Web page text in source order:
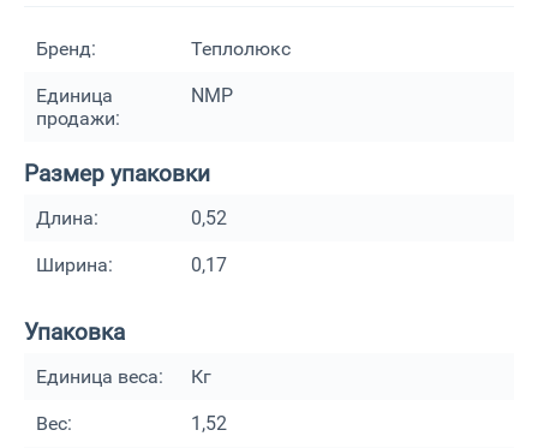
Бренд: Теплолюкс
Единица
продажи:
NMP
Размер упаковки
Длина: 0,52
Ширина: 0,17
Упаковка
Единица веса: Кг
Вес: 1,52